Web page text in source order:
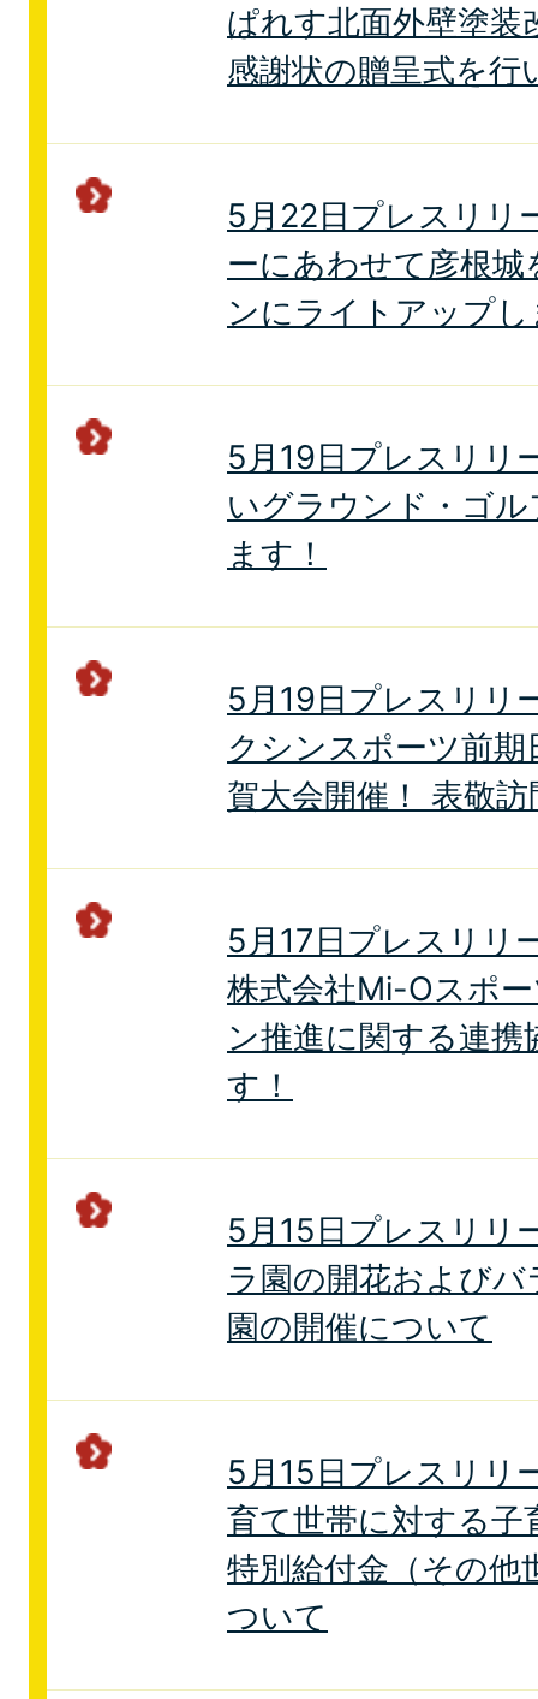
ぱれす北面外壁塗装
感謝状の贈呈式を行
5月22日プレスリリ
ーにあわせて彦根
ンにライトアップ
5月19日プレスリリ
いグラウンド・ゴ
ます！
5月19日プレスリリ
クシンスポーツ前
賀大会開催！ 表敬
5月17日プレスリリ
株式会社Mi-Oスポ
ン推進に関する連
す！
5月15日プレスリリ
ラ園の開花および
園の開催について
5月15日プレスリリ
育て世帯に対する子
特別給付金（その他
ついて